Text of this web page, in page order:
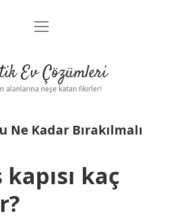
Anasayfa
Yasal Uyarı
menüyü
Ev Çözümleri
alanlarına neşe katan fikirler!
Ne Kadar Bırakılmalı
kaç